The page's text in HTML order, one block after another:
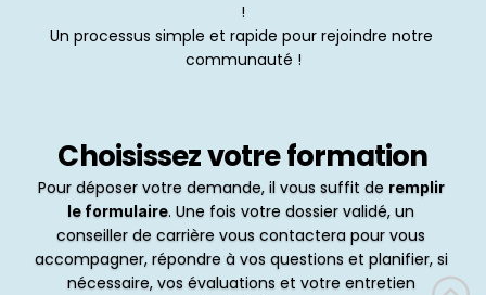
!
Un processus simple et rapide pour rejoindre notre
communauté !
Choisissez votre formation
Pour déposer votre demande, il vous suffit de remplir
le formulaire. Une fois votre dossier validé, un
conseiller de carrière vous contactera pour vous
accompagner, répondre à vos questions et planifier, si
nécessaire, vos évaluations et votre entretien